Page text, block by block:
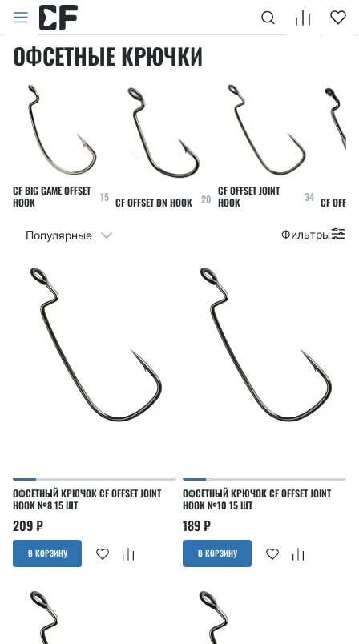
Главная
ОФСЕТНЫЕ КРЮЧКИ
CF BIG GAME OFFSET
HOOK
15 CF OFFSET DN HOOK 20
CF OFFSET JOINT
HOOK
34 CF
Фильтры
Популярные
ОФСЕТНЫЙ КРЮЧОК CF OFFSET JOINT
HOOK №8 15 ШТ
209₽
В КОРЗИНУ
ОФСЕТНЫЙ КРЮЧОК CF OFFSET JOINT
HOOK №10 15 ШТ
189₽
В КОРЗИНУ